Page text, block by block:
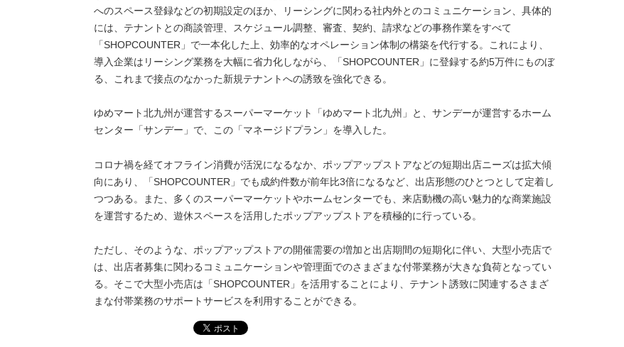
へのスペース登録などの初期設定のほか、リーシングに関わる社内外とのコミュニケーション、具体的
には、テナントとの商談管理、スケジュール調整、審査、契約、請求などの事務作業をすべて
「SHOPCOUNTER」で一本化した上、効率的なオペレーション体制の構築を代行する。これにより、
導入企業はリーシング業務を大幅に省力化しながら、「SHOPCOUNTER」に登録する約5万件にものぼ
る、これまで接点のなかった新規テナントへの誘致を強化できる。
ゆめマート北九州が運営するスーパーマーケット「ゆめマート北九州」と、サンデーが運営するホーム
センター「サンデー」で、この「マネージドプラン」を導入した。
コロナ禍を経てオフライン消費が活況になるなか、ポップアップストアなどの短期出店ニーズは拡大傾
向にあり、「SHOPCOUNTER」でも成約件数が前年比3倍になるなど、出店形態のひとつとして定着し
つつある。また、多くのスーパーマーケットやホームセンターでも、来店動機の高い魅力的な商業施設
を運営するため、遊休スペースを活用したポップアップストアを積極的に行っている。
ただし、そのような、ポップアップストアの開催需要の増加と出店期間の短期化に伴い、大型小売店で
は、出店者募集に関わるコミュニケーションや管理面でのさまざまな付帯業務が大きな負荷となってい
る。そこで大型小売店は「SHOPCOUNTER」を活用することにより、テナント誘致に関連するさまざ
まな付帯業務のサポートサービスを利用することができる。